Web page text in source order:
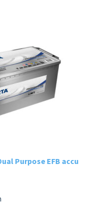
Purpose EFB accu